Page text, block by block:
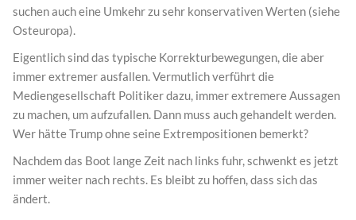
suchen auch eine Umkehr zu sehr konservativen Werten (siehe
Osteuropa).
Eigentlich sind das typische Korrekturbewegungen, die aber
immer extremer ausfallen. Vermutlich verführt die
Mediengesellschaft Politiker dazu, immer extremere Aussagen
zu machen, um aufzufallen. Dann muss auch gehandelt werden.
Wer hätte Trump ohne seine Extrempositionen bemerkt?
Nachdem das Boot lange Zeit nach links fuhr, schwenkt es jetzt
immer weiter nach rechts. Es bleibt zu hoffen, dass sich das
ändert.